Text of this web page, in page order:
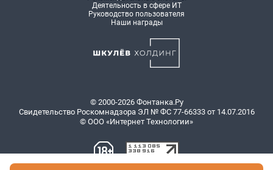
Деятельность в сфере ИТ
Руководство пользователя
Наши награды
© 2000-2026 Фонтанка.Ру
Свидетельство Роскомнадзора ЭЛ № ФС 77-66333 от 14.07.2016
© ООО «Интернет Технологии»